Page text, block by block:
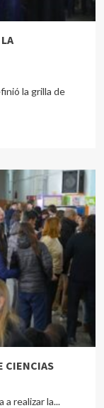
la grilla de
CIENCIAS
a realizar la...